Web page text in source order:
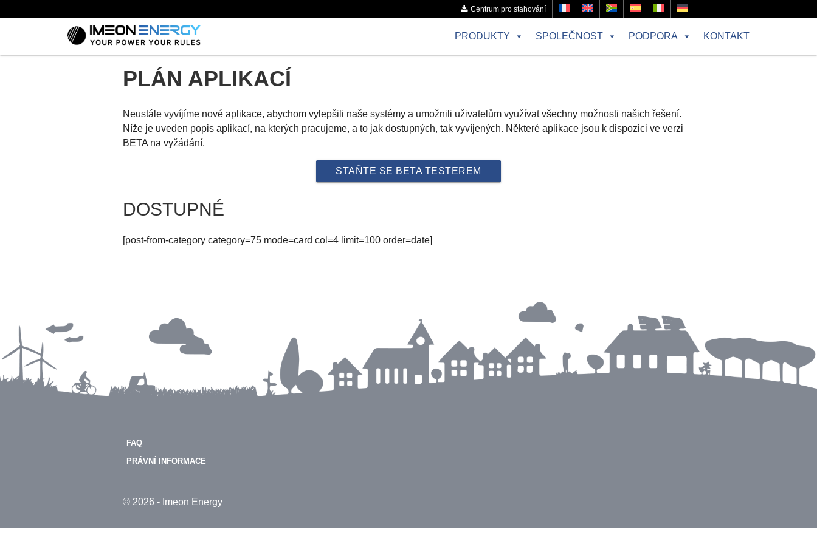
Centrum pro stahování
PRODUKTY SPOLEČNOST PODPORA KONTAKT
PLÁN APLIKACÍ
Neustále vyvíjíme nové aplikace, abychom vylepšili naše systémy a umožnili uživatelům využívat všechny možnosti našich řešení.
Níže je uveden popis aplikací, na kterých pracujeme, a to jak dostupných, tak vyvíjených. Některé aplikace jsou k dispozici ve verzi
BETA na vyžádání.
STAŇTE SE BETA TESTEREM
DOSTUPNÉ
[post-from-category category=75 mode=card col=4 limit=100 order=date]
FAQ
PRÁVNÍ INFORMACE
© 2026 - Imeon Energy